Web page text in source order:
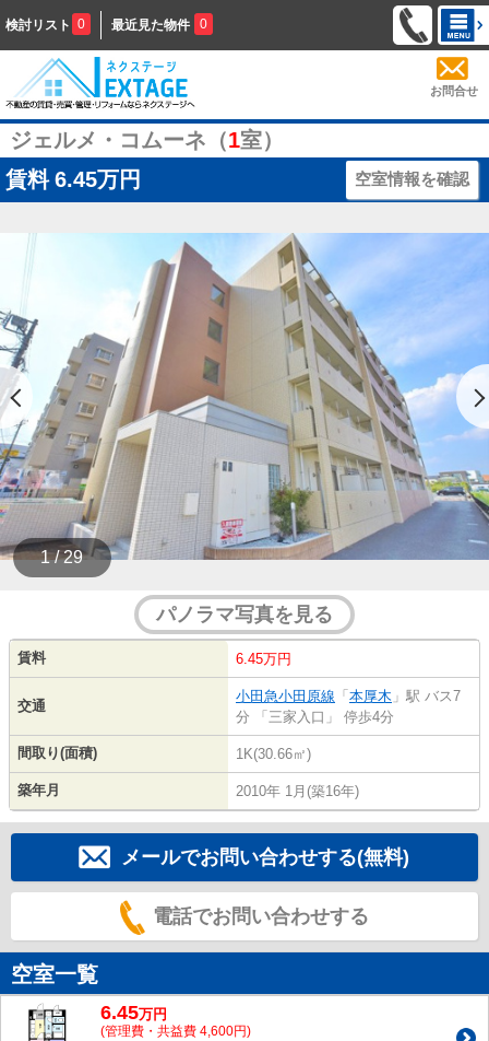
検討リスト 0 最近見た物件 0
お問合せ
ジェルメ・コムーネ（1室）
賃料 6.45万円 空室情報を確認
1 / 29
パノラマ写真を見る
賃料 6.45万円
交通
小田急小田原線 「 本厚木 」駅 バス7
分 「三家入口」 停歩4分
間取り(面積) 1K(30.66㎡)
築年月 2010年 1月(築16年)
メールでお問い合わせする(無料)
電話でお問い合わせする
空室一覧
6.45万円
(管理費・共益費 4,600円)